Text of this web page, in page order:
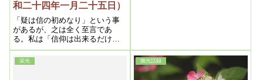
和二十四年一月二十五日）
「疑は信の初めなり」という事
があるが、之は全く至言であ
る。私は「信仰は出来るだけ疑
へ」と常に言うのである。世間
種々の信仰があるが、大抵はイ
ンチキ性の多分にあるものか、
栄光 御光話録